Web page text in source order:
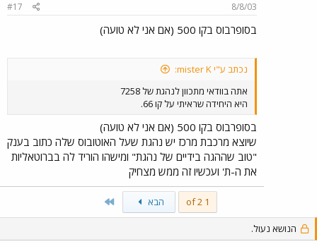
8/8/03
#17
בסופרבוס בקו 500 (אם אני לא טועה)
נכתב ע"י mister K:
אתה בוודאי מתכוון לנהגת של 7258
היא היחידה שראיתי על קו 66.
בסופרבוס בקו 500 (אם אני לא טועה)
שיוצא מרכבת מרכז יש נהגת שעל האוטובוס שלה כתוב בענק
"טוב שההגה בידיים של נהגת" ומישהו הוריד לה בברוטאליות
את ה-ת' ועכשיו זה ממש מצחיק
1 of 2 הבא
הנושא נעול.